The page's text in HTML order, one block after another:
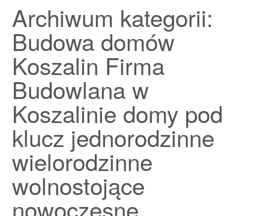
Przykładowa strona
Strona Główna
Archiwum kategorii:
Budowa domów
Koszalin Firma
Budowlana w
Koszalinie domy pod
klucz jednorodzinne
wielorodzinne
wolnostojące
nowoczesne